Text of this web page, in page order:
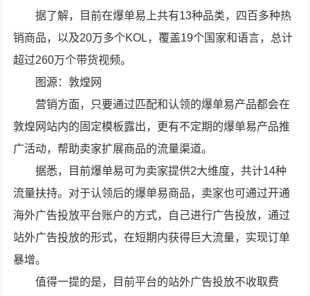
据了解，目前在爆单易上共有13种品类，四百多种热
销商品，以及20万多个KOL，覆盖19个国家和语言，总计
超过260万个带货视频。
图源：敦煌网
营销方面，只要通过匹配和认领的爆单易产品都会在
敦煌网站内的固定模板露出，更有不定期的爆单易产品推
广活动，帮助卖家扩展商品的流量渠道。
据悉，目前爆单易可为卖家提供2大维度，共计14种
流量扶持。对于认领后的爆单易商品，卖家也可通过开通
海外广告投放平台账户的方式，自己进行广告投放，通过
站外广告投放的形式，在短期内获得巨大流量，实现订单
暴增。
值得一提的是，目前平台的站外广告投放不收取费